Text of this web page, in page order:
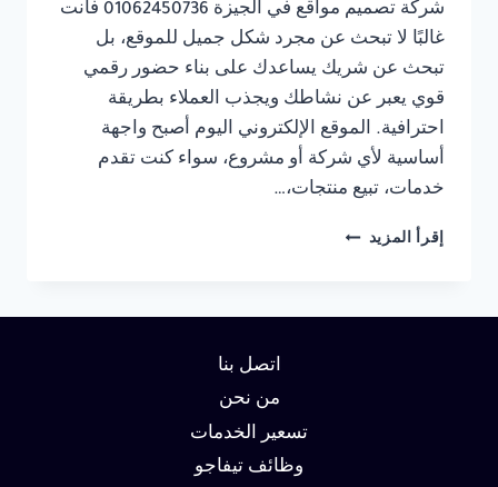
شركة تصميم مواقع في الجيزة 01062450736 فأنت
غالبًا لا تبحث عن مجرد شكل جميل للموقع، بل
تبحث عن شريك يساعدك على بناء حضور رقمي
قوي يعبر عن نشاطك ويجذب العملاء بطريقة
احترافية. الموقع الإلكتروني اليوم أصبح واجهة
أساسية لأي شركة أو مشروع، سواء كنت تقدم
خدمات، تبيع منتجات،…
إقرأ المزيد شركة
اتصل بنا
من نحن
تسعير الخدمات
وظائف تيفاجو